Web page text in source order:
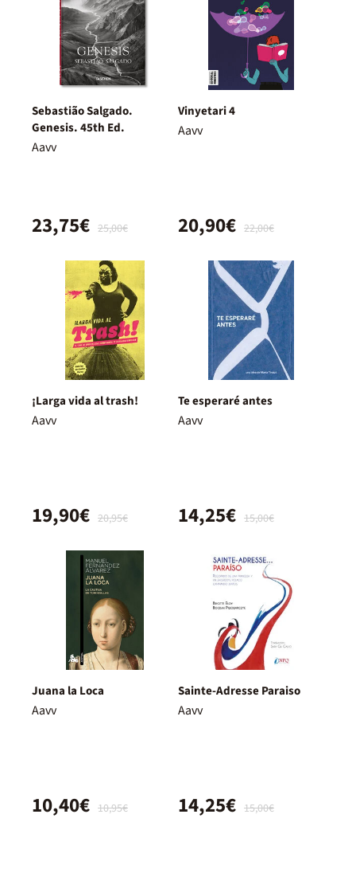
Sebastião Salgado.
Genesis. 45th Ed.
Aavv
25,00€
23,75€
Vinyetari 4
Aavv
22,00€
20,90€
¡Larga vida al trash!
Aavv
20,95€
19,90€
Te esperaré antes
Aavv
15,00€
14,25€
Juana la Loca
Aavv
10,95€
10,40€
Sainte-Adresse Paraiso
Aavv
15,00€
14,25€